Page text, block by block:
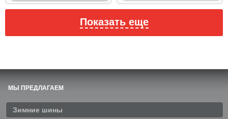
Показать еще
МЫ ПРЕДЛАГАЕМ
Зимние шины